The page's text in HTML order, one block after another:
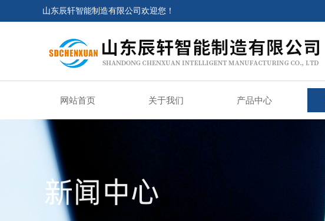
山东辰轩智能制造有限公司欢迎您！
网站首页 关于我们 产品中心